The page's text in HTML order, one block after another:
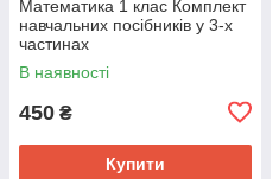
Математика 1 клас Комплект
навчальних посібників у 3-х
частинах
В наявності
450 ₴
Купити